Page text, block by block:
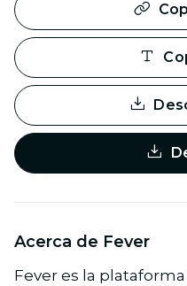
Acerca de Fever
Fever es la